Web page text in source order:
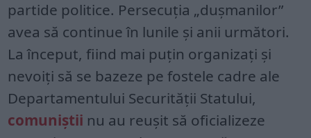
partide politice. Persecuția „dușmanilor”
avea să continue în lunile și anii următori.
La început, fiind mai puțin organizați și
nevoiți să se bazeze pe fostele cadre ale
Departamentului Securității Statului,
comuniștii nu au reușit să oficializeze